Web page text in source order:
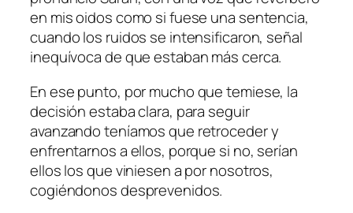
en mis oidos como si fuese una sentencia,
cuando los ruidos se intensificaron, señal
inequívoca de que estaban más cerca.
En ese punto, por mucho que temiese, la
decisión estaba clara, para seguir
avanzando teníamos que retroceder y
enfrentarnos a ellos, porque si no, serían
ellos los que viniesen a por nosotros,
cogiéndonos desprevenidos.